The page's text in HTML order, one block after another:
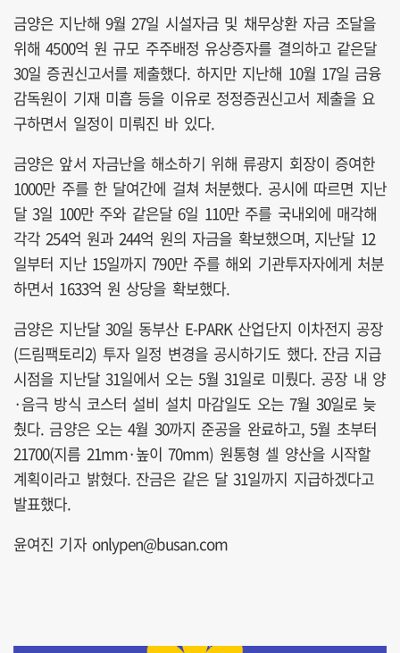
금양은 지난해 9월 27일 시설자금 및 채무상환 자금 조달을
위해 4500억 원 규모 주주배정 유상증자를 결의하고 같은달
30일 증권신고서를 제출했다. 하지만 지난해 10월 17일 금융
감독원이 기재 미흡 등을 이유로 정정증권신고서 제출을 요
구하면서 일정이 미뤄진 바 있다.
금양은 앞서 자금난을 해소하기 위해 류광지 회장이 증여한
1000만 주를 한 달여간에 걸쳐 처분했다. 공시에 따르면 지난
달 3일 100만 주와 같은달 6일 110만 주를 국내외에 매각해
각각 254억 원과 244억 원의 자금을 확보했으며, 지난달 12
일부터 지난 15일까지 790만 주를 해외 기관투자자에게 처분
하면서 1633억 원 상당을 확보했다.
금양은 지난달 30일 동부산 E-PARK 산업단지 이차전지 공장
(드림팩토리2) 투자 일정 변경을 공시하기도 했다. 잔금 지급
시점을 지난달 31일에서 오는 5월 31일로 미뤘다. 공장 내 양
·음극 방식 코스터 설비 설치 마감일도 오는 7월 30일로 늦
췄다. 금양은 오는 4월 30까지 준공을 완료하고, 5월 초부터
21700(지름 21mm·높이 70mm) 원통형 셀 양산을 시작할
계획이라고 밝혔다. 잔금은 같은 달 31일까지 지급하겠다고
발표했다.
윤여진 기자 onlypen@busan.com